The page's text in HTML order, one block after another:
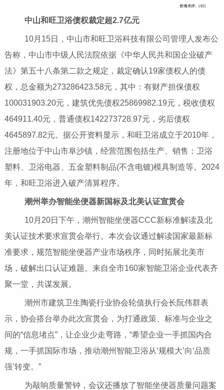
中山和旺卫浴债权裁定超2.7亿元
10月15日，中山市和旺卫浴科技有限公司管理人发布公
告称，中山市中级人民法院依据《中华人民共和国企业破产
法》第五十八条第二款之规定，裁定确认19家债权人的债
权，总金额为273286423.58元，其中：有财产担保债权
100031903.20元，建筑优先债权25869982.19元，税收债权
464911.40元，普通债权142273728.97元，劣后债权
4645897.82元。据公开资料显示，和旺卫浴成立于2010年，
注册地位于中山市阜沙镇，经营范围包括生产、销售：卫浴
塑料、卫浴电器、五金塑料制品(不含电镀)模具制造等。2024
年，和旺卫浴进入破产清算程序。
潮州举办智能坐便器新国标及北美认证宣贯会
10月20日下午，潮州智能坐便器CCC新标准解读及北
美认证技术要求宣贯会举行。本次会议通过解读国家最新标
准要求，规范智能坐便器产业市场秩序，同时拓展北美市
场，破解出口认证难题。来自全市160家智能卫浴企业代表齐
聚一堂，共谋发展。
潮州市建筑卫生陶瓷行业协会轮值执行会长阮伟群表
示，协会搭台举办此次宣贯会，为打通政策、标准与企业之
间的“信息堵点”，让企业少走弯路，“希望企业一手抓国内合
规，一手抓国际市场，推动潮州智能卫浴从‘规模大’向‘品质
强’转变。”
为敲响质量警钟，会议还播放了智能坐便器质量问题案